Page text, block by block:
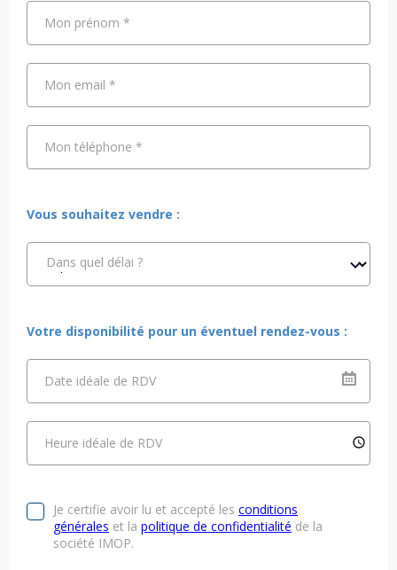
Mon prénom *
Mon email *
Mon téléphone *
Vous souhaitez vendre :
Dans quel délai ?
Votre disponibilité pour un éventuel rendez-vous :
Date idéale de RDV
Heure idéale de RDV
Je certifie avoir lu et accepté les conditions
générales et la politique de confidentialité de la
société IMOP.